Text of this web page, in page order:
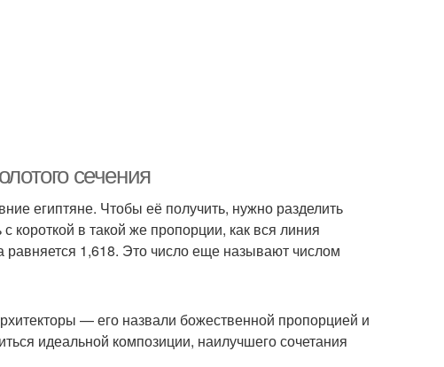
сечения
египтяне. Чтобы её получить, нужно разделить
короткой в такой же пропорции, как вся линия
равняется 1,618. Это число еще называют числом
— его назвали божественной пропорцией и
идеальной композиции, наилучшего сочетания